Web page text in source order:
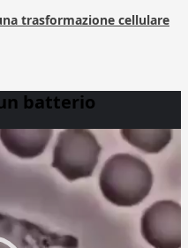
trasformazione cellulare
batterio